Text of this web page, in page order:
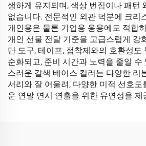
생하게 유지되며, 색상 번짐이나 패턴
없습니다. 전문적인 외관 덕분에 크리
개인용은 물론 기업용 응용에도 적합
개인 선물 전달 기준을 고급스럽게 강
단 도구, 테이프, 접착제와의 호환성도
순화되고, 준비 시간과 노력을 줄일 수
스러운 갈색 베이스 컬러는 다양한 리
서리와 잘 어울려, 다양한 미적 선호도
운 연말 연시 연출을 위한 유연성을 제